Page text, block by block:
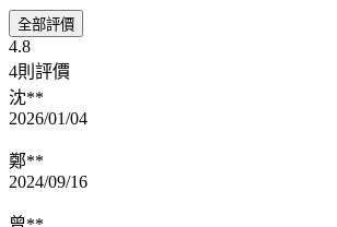
全部評價
4.8
4則評價
沈**
2026/01/04
鄭**
2024/09/16